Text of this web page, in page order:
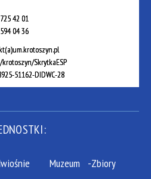
42 01
04 36
SkrytkaESP
51162-DIDWC-28
Muzeum -Zbiory